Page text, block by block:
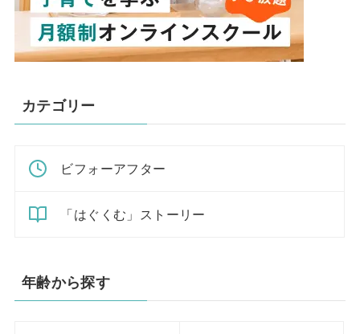
カテゴリー
ビフォーアフター
「はぐくむ」ストーリー
年齢から探す